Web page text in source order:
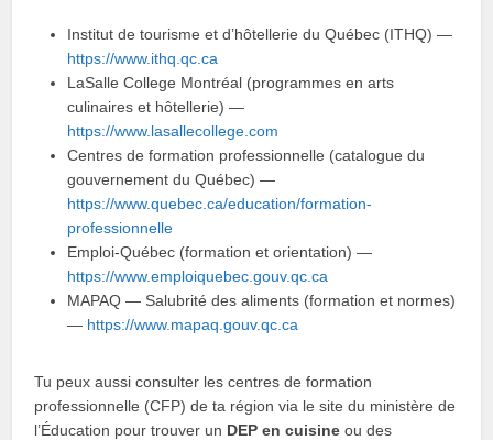
Institut de tourisme et d’hôtellerie du Québec (ITHQ) —
https://www.ithq.qc.ca
LaSalle College Montréal (programmes en arts
culinaires et hôtellerie) —
https://www.lasallecollege.com
Centres de formation professionnelle (catalogue du
gouvernement du Québec) —
https://www.quebec.ca/education/formation-
professionnelle
Emploi-Québec (formation et orientation) —
https://www.emploiquebec.gouv.qc.ca
MAPAQ — Salubrité des aliments (formation et normes)
— https://www.mapaq.gouv.qc.ca
Tu peux aussi consulter les centres de formation
professionnelle (CFP) de ta région via le site du ministère de
l’Éducation pour trouver un DEP en cuisine ou des